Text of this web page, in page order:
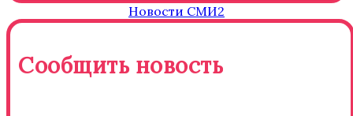
Новости СМИ2
Сообщить новость